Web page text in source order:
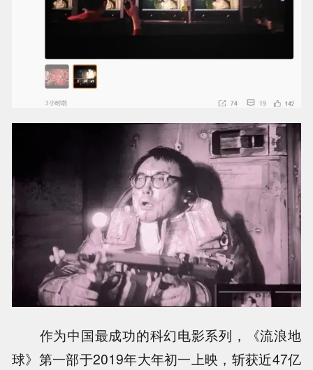
作为中国最成功的科幻电影系列，《流浪地
球》第一部于2019年大年初一上映，斩获近47亿